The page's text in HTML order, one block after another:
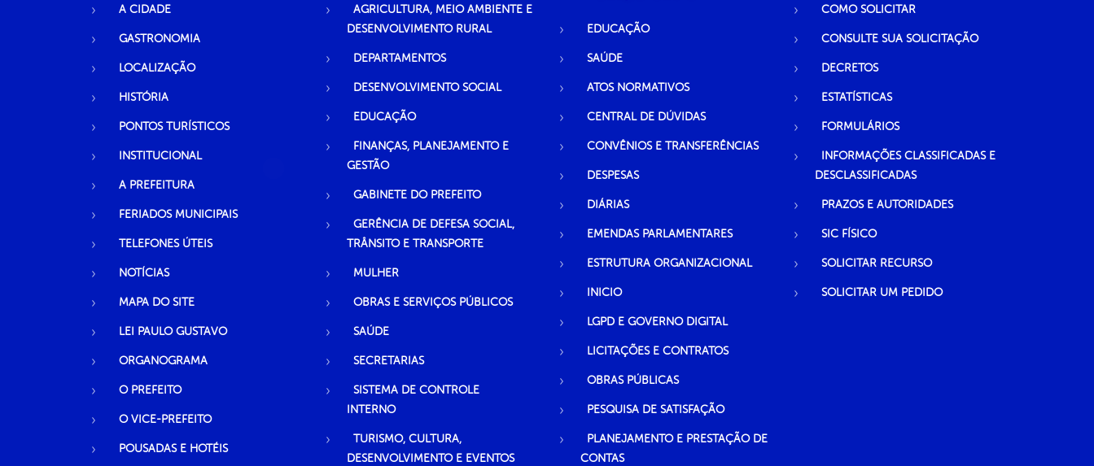
A CIDADE
GASTRONOMIA
LOCALIZAÇÃO
HISTÓRIA
PONTOS TURÍSTICOS
INSTITUCIONAL
A PREFEITURA
FERIADOS MUNICIPAIS
TELEFONES ÚTEIS
NOTÍCIAS
MAPA DO SITE
LEI PAULO GUSTAVO
ORGANOGRAMA
O PREFEITO
O VICE-PREFEITO
POUSADAS E HOTÉIS
AGRICULTURA, MEIO AMBIENTE E
DESENVOLVIMENTO RURAL
DEPARTAMENTOS
DESENVOLVIMENTO SOCIAL
EDUCAÇÃO
FINANÇAS, PLANEJAMENTO E
GESTÃO
GABINETE DO PREFEITO
GERÊNCIA DE DEFESA SOCIAL,
TRÂNSITO E TRANSPORTE
MULHER
OBRAS E SERVIÇOS PÚBLICOS
SAÚDE
SECRETARIAS
SISTEMA DE CONTROLE
INTERNO
TURISMO, CULTURA,
DESENVOLVIMENTO E EVENTOS
EDUCAÇÃO
SAÚDE
ATOS NORMATIVOS
CENTRAL DE DÚVIDAS
CONVÊNIOS E TRANSFERÊNCIAS
DESPESAS
DIÁRIAS
EMENDAS PARLAMENTARES
ESTRUTURA ORGANIZACIONAL
INICIO
LGPD E GOVERNO DIGITAL
LICITAÇÕES E CONTRATOS
OBRAS PÚBLICAS
PESQUISA DE SATISFAÇÃO
PLANEJAMENTO E PRESTAÇÃO DE
CONTAS
COMO SOLICITAR
CONSULTE SUA SOLICITAÇÃO
DECRETOS
ESTATÍSTICAS
FORMULÁRIOS
INFORMAÇÕES CLASSIFICADAS E
DESCLASSIFICADAS
PRAZOS E AUTORIDADES
SIC FÍSICO
SOLICITAR RECURSO
SOLICITAR UM PEDIDO